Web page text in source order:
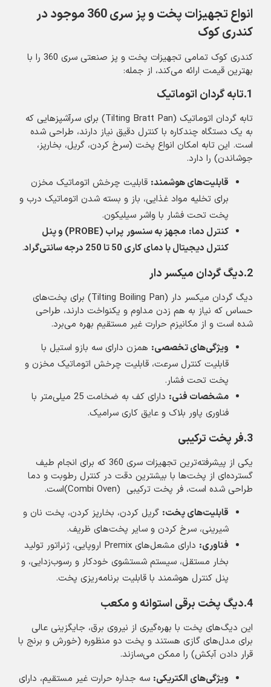
انواع تجهیزات پخت و پز سری 360 موجود در
کندری کوک
کندری کوک تمامی تجهیزات پخت و پز صنعتی سری 360 را با
بهترین قیمت ارائه می‌کند، از جمله:
1.تابه گردان اتوماتیک
تابه گردان اتوماتیک (Tilting Bratt Pan) برای سرآشپزهایی که
به یک دستگاه چندکاره با کنترل دقیق نیاز دارند، طراحی شده
است. این تابه امکان انواع پخت (سرخ کردن، گریل، بخارپز،
جوشاندن) را دارد.
قابلیت‌های هوشمند: قابلیت چرخش اتوماتیک مخزن
برای تخلیه مواد غذایی، باز و بسته شدن اتوماتیک درب و
پخت تحت فشار با واشر سیلیکون.
کنترل دما: مجهز به سنسور پراب (PROBE)
و پنل
کنترل دیجیتال با دمای کاری
تا 250 درجه سانتی‌گراد .
2.دیگ گردان میکسر دار
دیگ گردان میکسر دار (Tilting Boiling Pan) برای پخت‌های
حساس که نیاز به هم زدن مداوم و یکنواخت دارند، طراحی
شده است و از مکانیزم حرارت غیر مستقیم بهره می‌برد.
ویژگی‌های تخصصی: همزن دارای سه بازو استیل با
قابلیت کنترل سرعت، قابلیت چرخش اتوماتیک مخزن و
پخت تحت فشار.
مشخصات فنی:
دارای کف به ضخامت 25 میلی‌متر با
فناوری پاور بلاک و عایق کاری سرامیک.
3.فر پخت ترکیبی
یکی از پیشرفته‌ترین تجهیزات سری 360 که برای انجام طیف
گسترده‌ای از پخت‌ها با بیشترین دقت در کنترل رطوبت و دما
طراحی شده است، فر پخت ترکیبی (Combi Oven)است.
قابلیت‌های پخت: گریل کردن، بخارپز کردن، پخت نان و
شیرینی، سرخ کردن و سایر پخت‌های ظریف.
فناوری:
دارای مشعل‌های Premix اروپایی، ژنراتور تولید
بخار مستقل، سیستم شستشوی خودکار و رسوب‌زدایی، و
پنل کنترل هوشمند با قابلیت برنامه‌ریزی پخت.
4.دیگ پخت برقی استوانه و مکعب
این دیگ‌های پخت با بهره‌گیری از نیروی برق، جایگزینی عالی
برای مدل‌های گازی هستند و پخت دو منظوره (خورش و برنج با
قرار دادن آبکش) را ممکن می‌سازند.
ویژگی‌های الکتریکی: سه جداره حرارت غیر مستقیم، دارای